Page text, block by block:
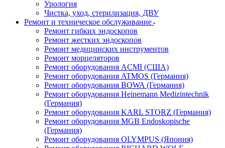
Урология
Чистка, уход, стерилизация, ДВУ
Ремонт и техническое обслуживание
Ремонт гибких эндоскопов
Ремонт жестких эндоскопов
Ремонт медицинских инструментов
Ремонт морцеляторов
Ремонт оборудования ACMI (США)
Ремонт оборудования ATMOS (Германия)
Ремонт оборудования BOWA (Германия)
Ремонт оборудования Heinemann Medizintechnik
(Германия)
Ремонт оборудования KARL STORZ (Германия)
Ремонт оборудования MGB Endoskopische
(Германия)
Ремонт оборудования OLYMPUS (Япония)